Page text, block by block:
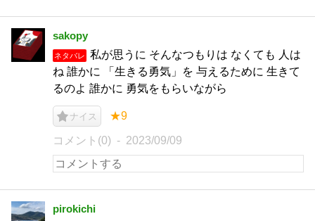
sakopy
ネタバレ
私が思うに そんなつもりは なくても 人は
ね 誰かに 「生きる勇気」を 与えるために 生きて
るのよ 誰かに 勇気をもらいながら
ナイス ★9
コメント(0) 2023/09/09
pirokichi